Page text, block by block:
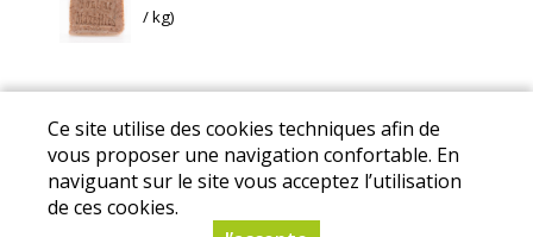
/ kg)
Mentions LégalesIConditions Générales de Ventes
Protection des données personnelles
© Copyright 2025 - La Ferme de Portiragnes - Tous droits
Ce site utilise des cookies techniques afin de
vous proposer une navigation confortable. En
naviguant sur le site vous acceptez l’utilisation
de ces cookies.